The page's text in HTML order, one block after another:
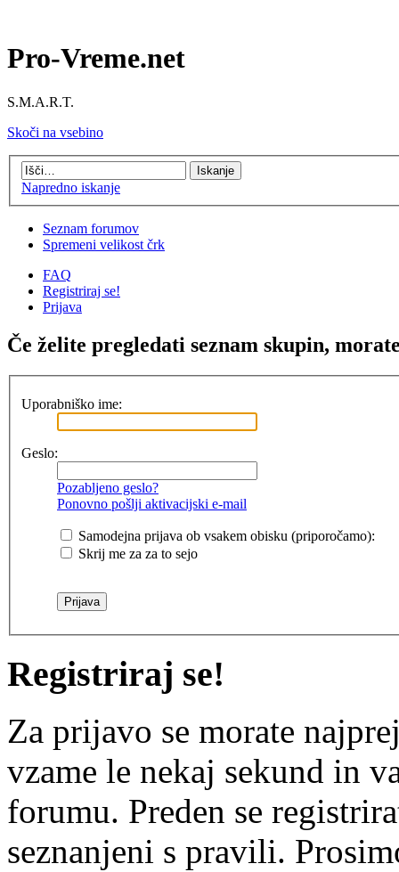
Pro-Vreme.net
S.M.A.R.T.
Skoči na vsebino
Napredno iskanje
Seznam forumov
Spremeni velikost črk
FAQ
Registriraj se!
Prijava
Če želite pregledati seznam skupin,
Uporabniško ime:
Geslo:
Pozabljeno geslo?
Ponovno pošlji aktivacijski e-mail
Samodejna prijava ob vsakem obisku (priporočamo):
Skrij me za za to sejo
Registriraj se!
Za prijavo se morate
vzame le nekaj sekund in
forumu. Preden se
seznanjeni s pravili.